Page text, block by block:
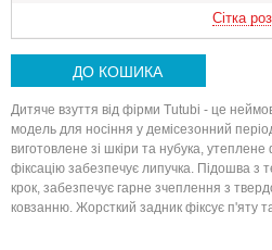
Сітка
ДО КОШИКА
Дитяче взуття від фірми Tutubi - це
модель для носіння у демісезонний
виготовлене зі шкіри та нубука,
фіксацію забезпечує липучка. Підошва з
крок, забезпечує гарне зчеплення з
ковзанню. Жорсткий задник фіксує п'яту